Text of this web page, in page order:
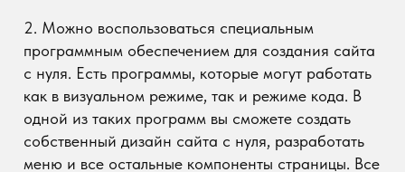
3. Планируя создать не любительский, а
профессиональный сайт, который вы хотели бы в
дальнейшем монетизировать, стоит обратиться
за помощью к специалистам. Сейчас есть
множество профессионалов, готовых по вашим
пожеланиям разработать сайт любого формата и
с любым функционалом. В этом случае вы будете
уверены в том, что будущий сайт будет работать
без сбоев, что его можно использовать для